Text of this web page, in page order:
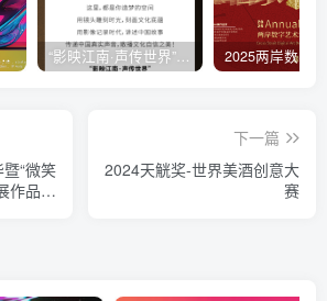
鞋赛」全球鞋履设计挑战赛
“微笑
作品征
下一篇
2024天觥奖-世界美酒创意大
赛